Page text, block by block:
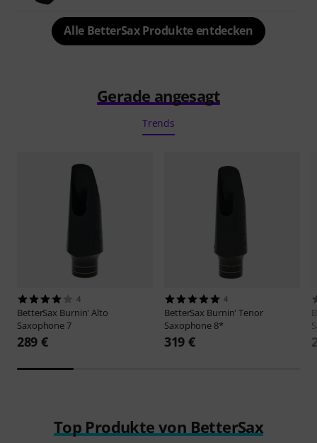
Alle BetterSax Produkte entdecken
Gerade angesagt
Trends
4
BetterSax Burnin' Alto
Saxophone 7
289 €
4
BetterSax Burnin' Tenor
Saxophone 8*
319 €
Top Produkte von BetterSax